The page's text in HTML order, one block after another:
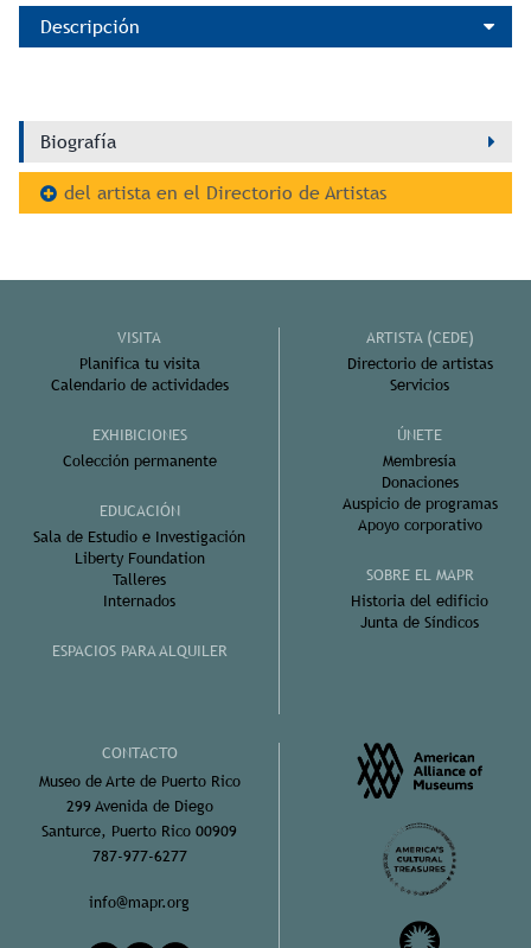
Descripción
Biografía
del artista en el Directorio de Artistas
VISITA
Planifica tu visita
Calendario de actividades
EXHIBICIONES
Colección permanente
EDUCACIÓN
Sala de Estudio e Investigación
Liberty Foundation
Talleres
Internados
ESPACIOS PARA ALQUILER
ARTISTA (CEDE)
Directorio de artistas
Servicios
ÚNETE
Membresía
Donaciones
Auspicio de programas
Apoyo corporativo
SOBRE EL MAPR
Historia del edificio
Junta de Síndicos
CONTACTO
Museo de Arte de Puerto Rico
299 Avenida de Diego
Santurce, Puerto Rico 00909
787-977-6277
info@mapr.org